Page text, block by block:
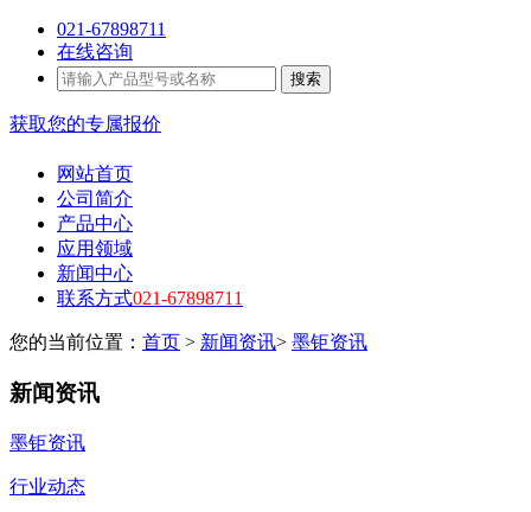
021-67898711
在线咨询
搜索
获取您的专属报价
网站首页
公司简介
产品中心
应用领域
新闻中心
联系方式021-67898711
您的当前位置： 首页 > 新闻资讯> 墨钜资讯
新闻资讯
墨钜资讯
行业动态